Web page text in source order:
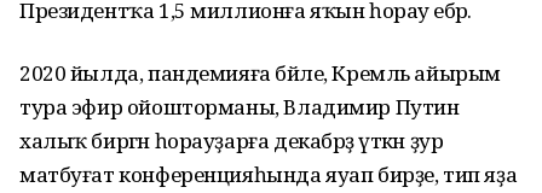
Президентҡа 1,5 миллионға яҡын һорау ебәрә.
2020 йылда, пандемияға бәйле, Кремль айырым
тура эфир ойошторманы, Владимир Путин
халыҡ биргән һорауҙарға декабрҙә үткән ҙур
матбуғат конференцияһында яуап бирҙе, тип яҙа